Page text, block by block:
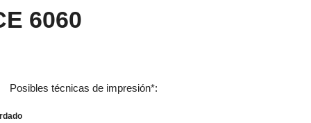
6060
Posibles técnicas de impresión*: